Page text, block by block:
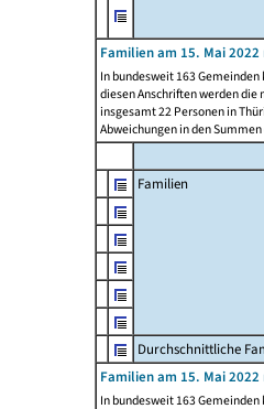
Familien am 15. Mai
In bundesweit 163
diesen Anschriften werden
insgesamt 22 Personen in
Abweichungen in den
Familien
Durchschnittliche
Familien am 15. Mai
In bundesweit 163